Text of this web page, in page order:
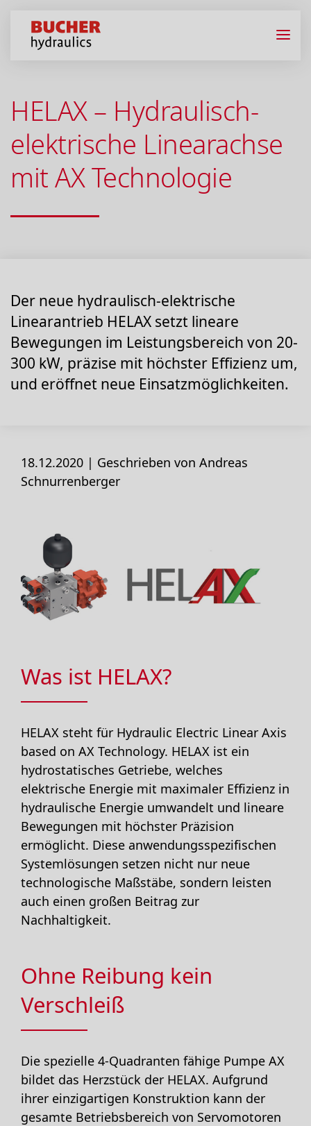
HELAX – Hydraulisch-
elektrische Linearachse
mit AX Technologie
Der neue hydraulisch-elektrische
Linearantrieb HELAX setzt lineare
Bewegungen im Leistungsbereich von 20-
300 kW, präzise mit höchster Effizienz um,
und eröffnet neue Einsatzmöglichkeiten.
18.12.2020 | Geschrieben von Andreas
Schnurrenberger
Was ist HELAX?
HELAX steht für Hydraulic Electric Linear Axis
based on AX Technology. HELAX ist ein
hydrostatisches Getriebe, welches
elektrische Energie mit maximaler Effizienz in
hydraulische Energie umwandelt und lineare
Bewegungen mit höchster Präzision
ermöglicht. Diese anwendungsspezifischen
Systemlösungen setzen nicht nur neue
technologische Maßstäbe, sondern leisten
auch einen großen Beitrag zur
Nachhaltigkeit.
Ohne Reibung kein
Verschleiß
Die spezielle 4-Quadranten fähige Pumpe AX
bildet das Herzstück der HELAX. Aufgrund
ihrer einzigartigen Konstruktion kann der
gesamte Betriebsbereich von Servomotoren